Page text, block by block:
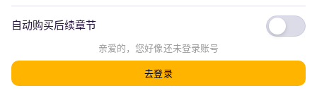
自动购买后续章节
亲爱的，您好像还未登录账号
去登录
上一篇